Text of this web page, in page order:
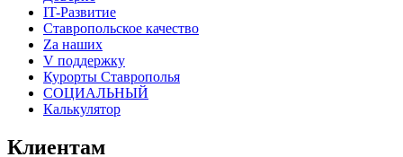
IT-Развитие
Ставропольское качество
Za наших
V поддержку
Курорты Ставрополья
СОЦИАЛЬНЫЙ
Калькулятор
Клиентам